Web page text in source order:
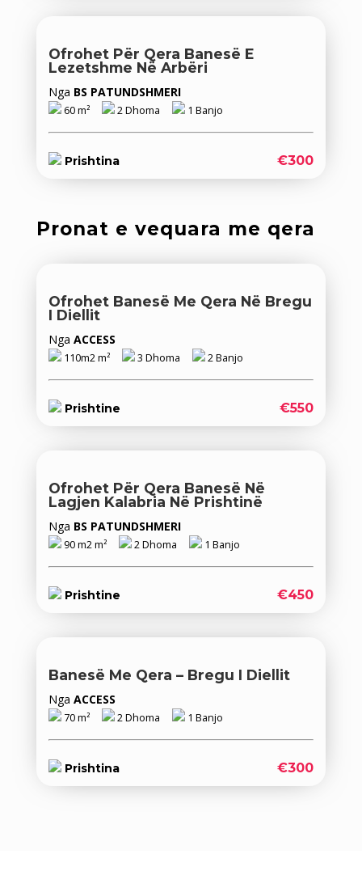
Ofrohet Për Qera Banesë E
Lezetshme Në Arbëri
Nga BS PATUNDSHMERI
60 m² 2 Dhoma 1 Banjo
Prishtina €300
Pronat e vequara me qera
Ofrohet Banesë Me Qera Në Bregu
I Diellit
Nga ACCESS
110m2 m² 3 Dhoma 2 Banjo
Prishtine €550
Ofrohet Për Qera Banesë Në
Lagjen Kalabria Në Prishtinë
Nga BS PATUNDSHMERI
90 m2 m² 2 Dhoma 1 Banjo
Prishtine €450
Banesë Me Qera – Bregu I Diellit
Nga ACCESS
70 m² 2 Dhoma 1 Banjo
Prishtina €300